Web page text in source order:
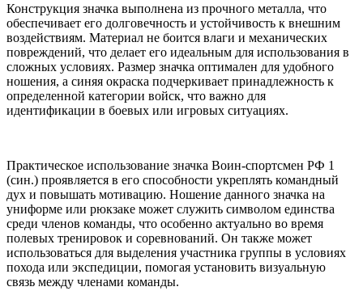
Конструкция значка выполнена из прочного металла, что
обеспечивает его долговечность и устойчивость к внешним
воздействиям. Материал не боится влаги и механических
повреждений, что делает его идеальным для использования в
сложных условиях. Размер значка оптимален для удобного
ношения, а синяя окраска подчеркивает принадлежность к
определенной категории войск, что важно для
идентификации в боевых или игровых ситуациях.
Практическое использование значка Воин-спортсмен РФ 1
(син.) проявляется в его способности укреплять командный
дух и повышать мотивацию. Ношение данного значка на
униформе или рюкзаке может служить символом единства
среди членов команды, что особенно актуально во время
полевых тренировок и соревнований. Он также может
использоваться для выделения участника группы в условиях
похода или экспедиции, помогая установить визуальную
связь между членами команды.